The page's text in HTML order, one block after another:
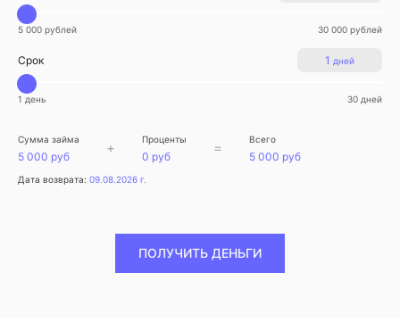
5 000 рублей 30 000 рублей
1 дней
Срок
1 день 30 дней
Сумма займа
5 000 руб
+ Проценты
0 руб
= Всего
5 000 руб
Дата возврата: 09.08.2026 г.
ПОЛУЧИТЬ ДЕНЬГИ